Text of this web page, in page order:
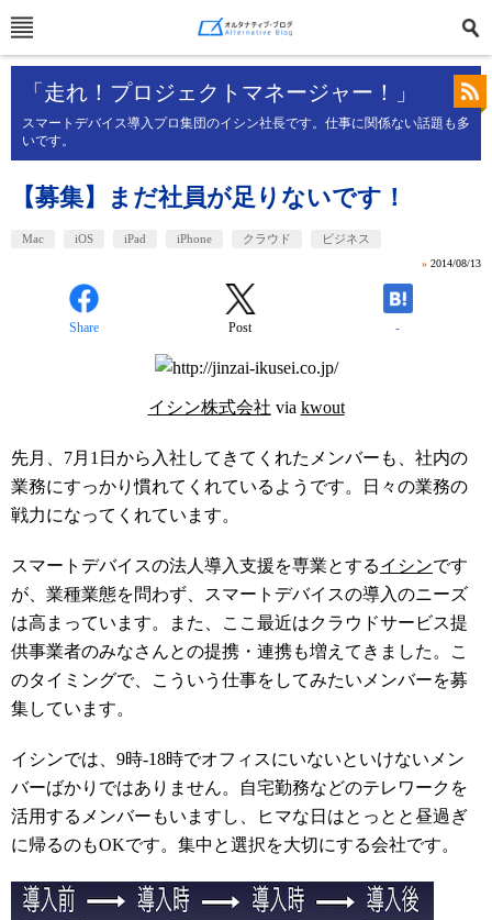
「走れ！プロジェクトマネージャー！」
スマートデバイス導入プロ集団のイシン社長です。仕事に関係ない話題も多
いです。
【募集】まだ社員が足りないです！
Mac iOS iPad iPhone クラウド ビジネス
» 2014/08/13
Share Post -
イシン株式会社 via kwout
先月、7月1日から入社してきてくれたメンバーも、社内の
業務にすっかり慣れてくれているようです。日々の業務の
戦力になってくれています。
スマートデバイスの法人導入支援を専業とするイシンです
が、業種業態を問わず、スマートデバイスの導入のニーズ
は高まっています。また、ここ最近はクラウドサービス提
供事業者のみなさんとの提携・連携も増えてきました。こ
のタイミングで、こういう仕事をしてみたいメンバーを募
集しています。
イシンでは、9時-18時でオフィスにいないといけないメン
バーばかりではありません。自宅勤務などのテレワークを
活用するメンバーもいますし、ヒマな日はとっとと昼過ぎ
に帰るのもOKです。集中と選択を大切にする会社です。